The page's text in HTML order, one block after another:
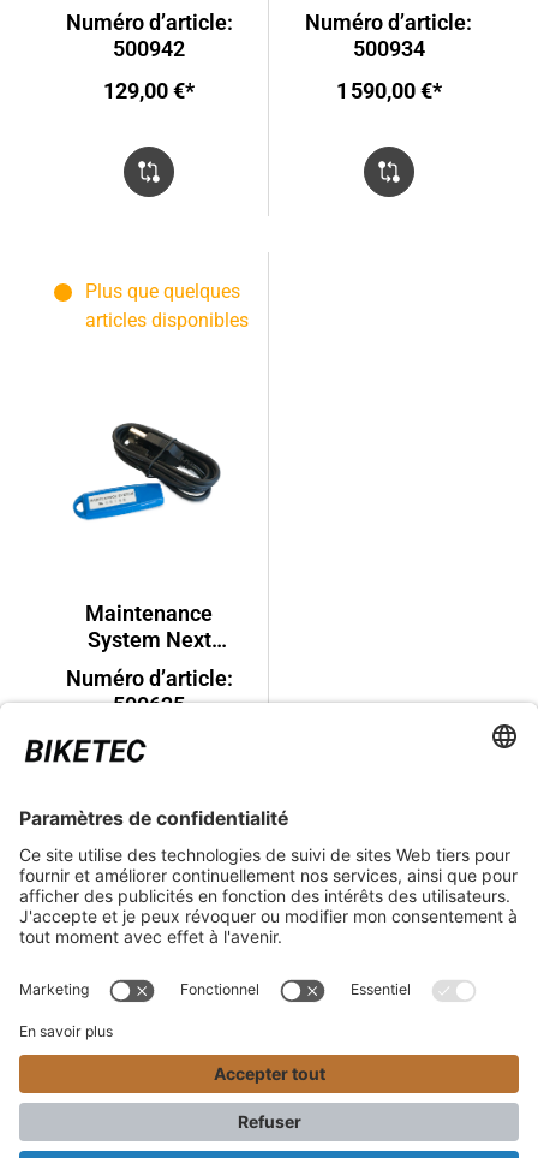
Numéro d’article:
500942
129,00 €*
Numéro d’article:
500934
1 590,00 €*
Plus que quelques
articles disponibles
Maintenance
System Next
Generation
Numéro d’article:
500625
99,00 €*